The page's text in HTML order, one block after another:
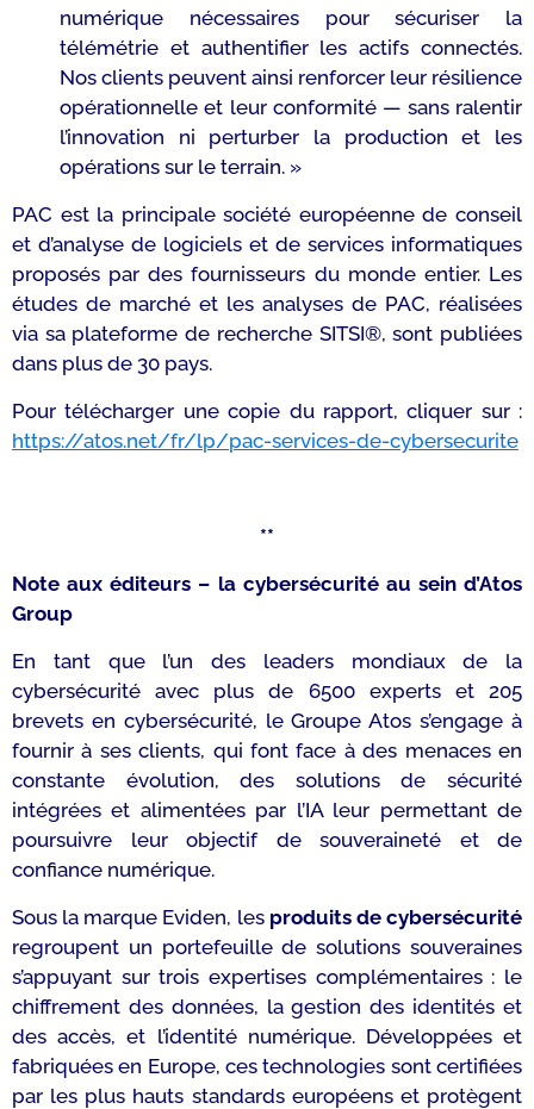
numérique nécessaires pour sécuriser la
télémétrie et authentifier les actifs connectés.
Nos clients peuvent ainsi renforcer leur résilience
opérationnelle et leur conformité — sans ralentir
l’innovation ni perturber la production et les
opérations sur le terrain. »
PAC est la principale société européenne de conseil
et d’analyse de logiciels et de services informatiques
proposés par des fournisseurs du monde entier. Les
études de marché et les analyses de PAC, réalisées
via sa plateforme de recherche SITSI®, sont publiées
dans plus de 30 pays.
Pour télécharger une copie du rapport, cliquer sur :
https://atos.net/fr/lp/pac-services-de-cybersecurite
**
Note aux éditeurs – la cybersécurité au sein d’Atos
Group
En tant que l’un des leaders mondiaux de la
cybersécurité avec plus de 6500 experts et 205
brevets en cybersécurité, le Groupe Atos s’engage à
fournir à ses clients, qui font face à des menaces en
constante évolution, des solutions de sécurité
intégrées et alimentées par l’IA leur permettant de
poursuivre leur objectif de souveraineté et de
confiance numérique.
Sous la marque Eviden, les produits de cybersécurité
regroupent un portefeuille de solutions souveraines
s’appuyant sur trois expertises complémentaires : le
chiffrement des données, la gestion des identités et
des accès, et l’identité numérique. Développées et
fabriquées en Europe, ces technologies sont certifiées
par les plus hauts standards européens et protègent